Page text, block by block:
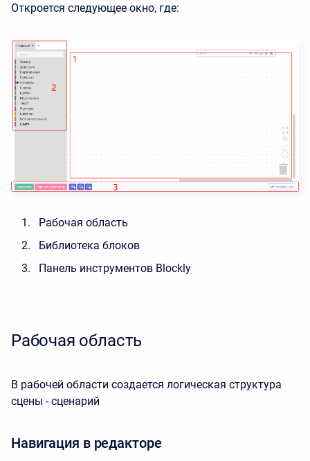
Откроется следующее окно, где:
Рабочая область
Библиотека блоков
Панель инструментов Blockly
Рабочая область
В рабочей области создается логическая структура
сцены - сценарий
Навигация в редакторе